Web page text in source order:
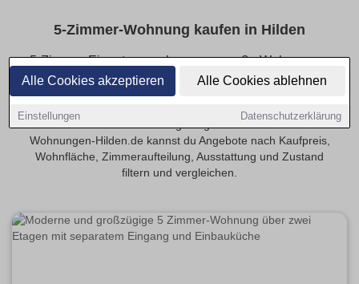
Alle Cookies akzeptieren Alle Cookies ablehnen
Einstellungen Datenschutzerklärung
5-Zimmer-Wohnung kaufen in Hilden
5-Zimmer-Eigentumswohnungen: große Wohnungen
im Überblick
viel Platz und flexible Nutzungsmöglichkeiten möchtest. Auf
Wohnungen-Hilden.de kannst du Angebote nach Kaufpreis,
Wohnfläche, Zimmeraufteilung, Ausstattung und Zustand
filtern und vergleichen.